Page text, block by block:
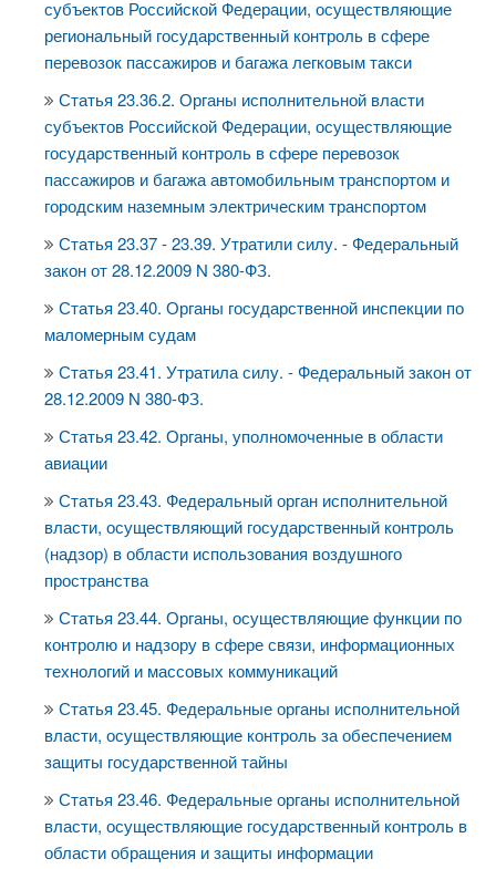
субъектов Российской Федерации, осуществляющие
региональный государственный контроль в сфере
перевозок пассажиров и багажа легковым такси
Статья 23.36.2. Органы исполнительной власти
субъектов Российской Федерации, осуществляющие
государственный контроль в сфере перевозок
пассажиров и багажа автомобильным транспортом и
городским наземным электрическим транспортом
Статья 23.37 - 23.39. Утратили силу. - Федеральный
закон от 28.12.2009 N 380-ФЗ.
Статья 23.40. Органы государственной инспекции по
маломерным судам
Статья 23.41. Утратила силу. - Федеральный закон от
28.12.2009 N 380-ФЗ.
Статья 23.42. Органы, уполномоченные в области
авиации
Статья 23.43. Федеральный орган исполнительной
власти, осуществляющий государственный контроль
(надзор) в области использования воздушного
пространства
Статья 23.44. Органы, осуществляющие функции по
контролю и надзору в сфере связи, информационных
технологий и массовых коммуникаций
Статья 23.45. Федеральные органы исполнительной
власти, осуществляющие контроль за обеспечением
защиты государственной тайны
Статья 23.46. Федеральные органы исполнительной
власти, осуществляющие государственный контроль в
области обращения и защиты информации